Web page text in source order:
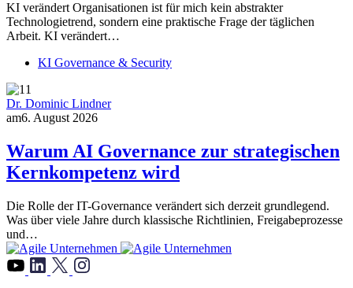
KI verändert Organisationen ist für mich kein abstrakter
Technologietrend, sondern eine praktische Frage der täglichen
Arbeit. KI verändert…
KI Governance & Security
Dr. Dominic Lindner
am6. August 2026
Warum AI Governance zur strategischen
Kernkompetenz wird
Die Rolle der IT-Governance verändert sich derzeit grundlegend.
Was über viele Jahre durch klassische Richtlinien, Freigabeprozesse
und…